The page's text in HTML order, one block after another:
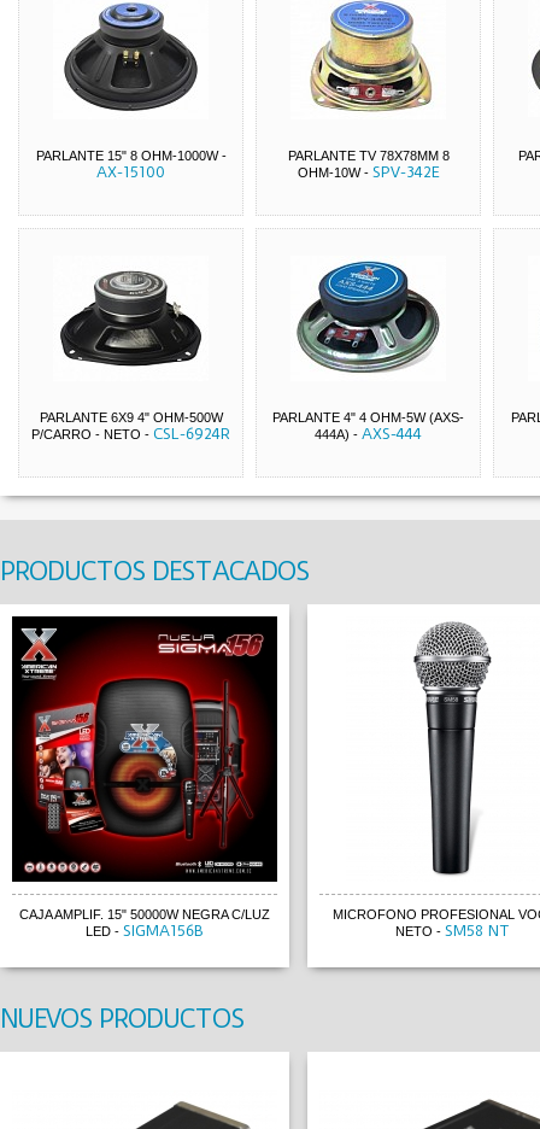
PARLANTE 15" 8 OHM-1000W-
AX-15100
PARLANTE TV 78X78MM 8
OHM-10W- SPV-342E
PARLANTE 6X9 4" OHM-500W
P/CARRO - NETO - CSL-6924R
PARLANTE 4" 4 OHM-5W (AXS-
444A) - AXS-444
PRODUCTOS DESTACADOS
CAJA AMPLIF. 15" 50000W NEGRA C/LUZ
LED - SIGMA156B
MICROFONO PROFESIONAL
NETO - SM58 NT
NUEVOS PRODUCTOS